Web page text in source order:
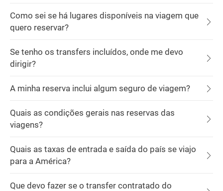
Como sei se há lugares disponíveis na viagem que
quero reservar?
Se tenho os transfers incluídos, onde me devo
dirigir?
A minha reserva inclui algum seguro de viagem?
Quais as condições gerais nas reservas das
viagens?
Quais as taxas de entrada e saída do país se viajo
para a América?
Que devo fazer se o transfer contratado do